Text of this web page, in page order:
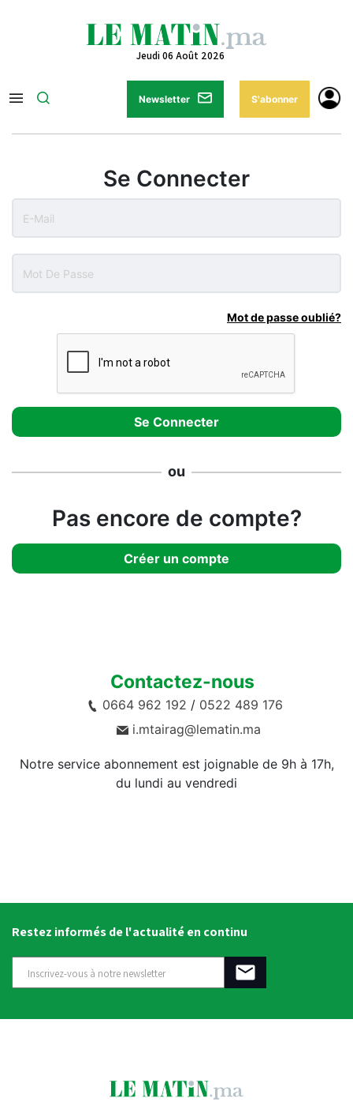
Jeudi 06 Août 2026
Newsletter S'abonner
Se Connecter
Mot de passe oublié?
ou
Pas encore de compte?
Créer un compte
Contactez-nous
0664 962 192 / 0522 489 176
i.mtairag@lematin.ma
Notre service abonnement est joignable de 9h à 17h,
du lundi au vendredi
Restez informés de l'actualité en continu